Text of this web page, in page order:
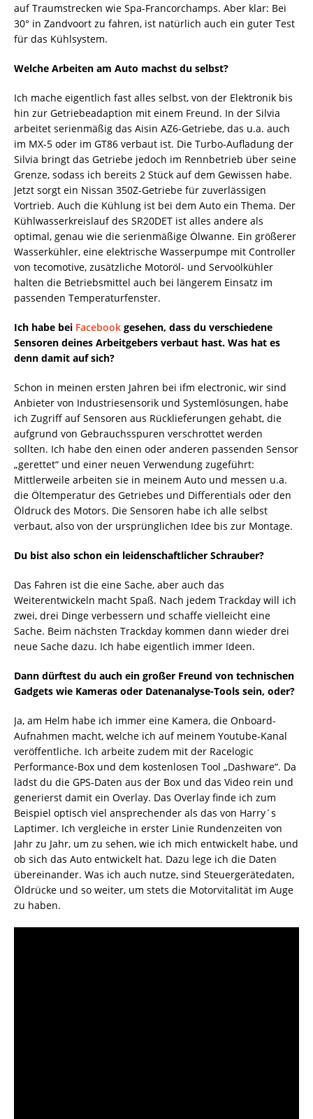
auf Traumstrecken wie Spa-Francorchamps. Aber klar: Bei
30° in Zandvoort zu fahren, ist natürlich auch ein guter Test
für das Kühlsystem.
Welche Arbeiten am Auto machst du selbst?
Ich mache eigentlich fast alles selbst, von der Elektronik bis
hin zur Getriebeadaption mit einem Freund. In der Silvia
arbeitet serienmäßig das Aisin AZ6-Getriebe, das u.a. auch
im MX-5 oder im GT86 verbaut ist. Die Turbo-Aufladung der
Silvia bringt das Getriebe jedoch im Rennbetrieb über seine
Grenze, sodass ich bereits 2 Stück auf dem Gewissen habe.
Jetzt sorgt ein Nissan 350Z-Getriebe für zuverlässigen
Vortrieb. Auch die Kühlung ist bei dem Auto ein Thema. Der
Kühlwasserkreislauf des SR20DET ist alles andere als
optimal, genau wie die serienmäßige Ölwanne. Ein größerer
Wasserkühler, eine elektrische Wasserpumpe mit Controller
von tecomotive, zusätzliche Motoröl- und Servoölkühler
halten die Betriebsmittel auch bei längerem Einsatz im
passenden Temperaturfenster.
Ich habe bei Facebook gesehen, dass du verschiedene
Sensoren deines Arbeitgebers verbaut hast. Was hat es
denn damit auf sich?
Schon in meinen ersten Jahren bei ifm electronic, wir sind
Anbieter von Industriesensorik und Systemlösungen, habe
ich Zugriff auf Sensoren aus Rücklieferungen gehabt, die
aufgrund von Gebrauchsspuren verschrottet werden
sollten. Ich habe den einen oder anderen passenden Sensor
„gerettet“ und einer neuen Verwendung zugeführt:
Mittlerweile arbeiten sie in meinem Auto und messen u.a.
die Öltemperatur des Getriebes und Differentials oder den
Öldruck des Motors. Die Sensoren habe ich alle selbst
verbaut, also von der ursprünglichen Idee bis zur Montage.
Du bist also schon ein leidenschaftlicher Schrauber?
Das Fahren ist die eine Sache, aber auch das
Weiterentwickeln macht Spaß. Nach jedem Trackday will ich
zwei, drei Dinge verbessern und schaffe vielleicht eine
Sache. Beim nächsten Trackday kommen dann wieder drei
neue Sache dazu. Ich habe eigentlich immer Ideen.
Dann dürftest du auch ein großer Freund von technischen
Gadgets wie Kameras oder Datenanalyse-Tools sein, oder?
Ja, am Helm habe ich immer eine Kamera, die Onboard-
Aufnahmen macht, welche ich auf meinem Youtube-Kanal
veröffentliche. Ich arbeite zudem mit der Racelogic
Performance-Box und dem kostenlosen Tool „Dashware“. Da
lädst du die GPS-Daten aus der Box und das Video rein und
generierst damit ein Overlay. Das Overlay finde ich zum
Beispiel optisch viel ansprechender als das von Harry´s
Laptimer. Ich vergleiche in erster Linie Rundenzeiten von
Jahr zu Jahr, um zu sehen, wie ich mich entwickelt habe, und
ob sich das Auto entwickelt hat. Dazu lege ich die Daten
übereinander. Was ich auch nutze, sind Steuergerätedaten,
Öldrücke und so weiter, um stets die Motorvitalität im Auge
zu haben.